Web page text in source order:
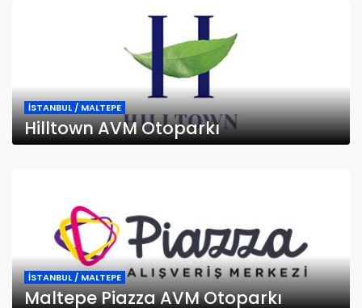
İSTANBUL / MALTEPE
Hilltown AVM Otoparkı
İSTANBUL / MALTEPE
Maltepe Piazza AVM Otoparkı